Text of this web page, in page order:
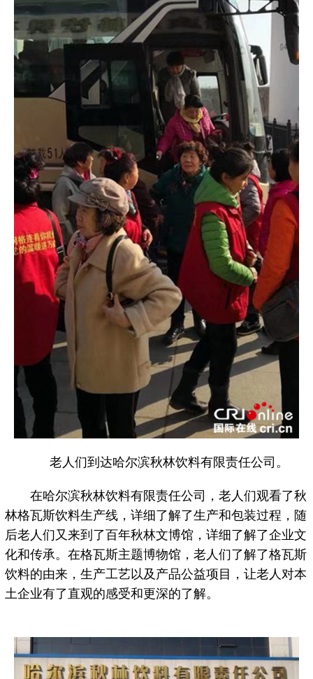
老人们到达哈尔滨秋林饮料有限责任公司。
在哈尔滨秋林饮料有限责任公司，老人们观看了秋
林格瓦斯饮料生产线，详细了解了生产和包装过程，随
后老人们又来到了百年秋林文博馆，详细了解了企业文
化和传承。在格瓦斯主题博物馆，老人们了解了格瓦斯
饮料的由来，生产工艺以及产品公益项目，让老人对本
土企业有了直观的感受和更深的了解。